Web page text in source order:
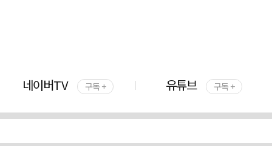
네이버TV 구독 + 유튜브 구독 +